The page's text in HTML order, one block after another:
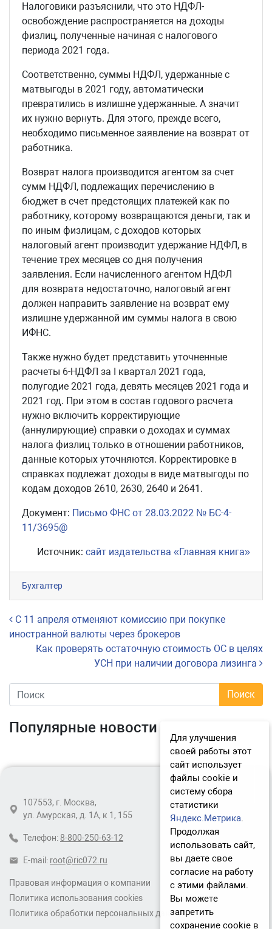
Налоговики разъяснили, что это НДФЛ-
освобождение распространяется на доходы
физлиц, полученные начиная с налогового
периода 2021 года.
Соответственно, суммы НДФЛ, удержанные с
матвыгоды в 2021 году, автоматически
превратились в излишне удержанные. А значит
их нужно вернуть. Для этого, прежде всего,
необходимо письменное заявление на возврат от
работника.
Возврат налога производится агентом за счет
сумм НДФЛ, подлежащих перечислению в
бюджет в счет предстоящих платежей как по
работнику, которому возвращаются деньги, так и
по иным физлицам, с доходов которых
налоговый агент производит удержание НДФЛ, в
течение трех месяцев со дня получения
заявления. Если начисленного агентом НДФЛ
для возврата недостаточно, налоговый агент
должен направить заявление на возврат ему
излишне удержанной им суммы налога в свою
ИФНС.
Также нужно будет представить уточненные
расчеты 6-НДФЛ за I квартал 2021 года,
полугодие 2021 года, девять месяцев 2021 года и
2021 год. При этом в состав годового расчета
нужно включить корректирующие
(аннулирующие) справки о доходах и суммах
налога физлиц только в отношении работников,
данные которых уточняются. Корректировке в
справках подлежат доходы в виде матвыгоды по
кодам доходов 2610, 2630, 2640 и 2641.
Документ: Письмо ФНС от 28.03.2022 № БС-4-
11/3695@
Источник: сайт издательства «Главная книга»
Бухгалтер
Навигация по записям
С 11 апреля отменяют комиссию при покупке
иностранной валюты через брокеров
Как проверять остаточную стоимость ОС в целях
УСН при наличии договора лизинга
Популярные новости
Правовая информация о компании
Политика использования cookies
Политика обработки персональных данных
107553, г. Москва,
ул. Амурская, д. 1А, к 1, 155
Телефон: 8-800-250-63-12
E-mail: root@ric072.ru
Для улучшения
своей работы этот
сайт использует
файлы cookie и
систему сбора
статистики
Яндекс.Метрика.
Продолжая
использовать сайт,
вы даете свое
согласие на работу
с этими файлами.
Вы можете
запретить
сохранение cookie в